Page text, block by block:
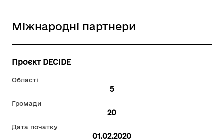
Міжнародні партнери
Проєкт DECIDE
Області
5
Громади
20
Дата початку
01.02.2020